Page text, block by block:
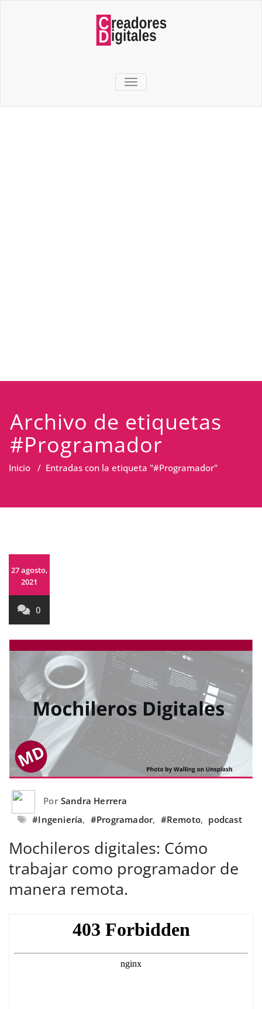
TOGGLE NAVIGATION
Archivo de etiquetas
#Programador
Inicio / Entradas con la etiqueta "#Programador"
27 agosto,
2021
0
Por Sandra Herrera
#Ingeniería, #Programador, #Remoto, podcast
Mochileros digitales: Cómo
trabajar como programador de
manera remota.